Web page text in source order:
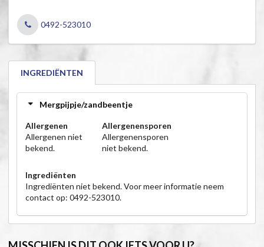
0492-523010
INGREDIËNTEN
Mergpijpje/zandbeentje
Allergenen
Allergenen niet
bekend.
Allergenensporen
Allergenensporen
niet bekend.
Ingrediënten
Ingrediënten niet bekend. Voor meer informatie neem
contact op: 0492-523010.